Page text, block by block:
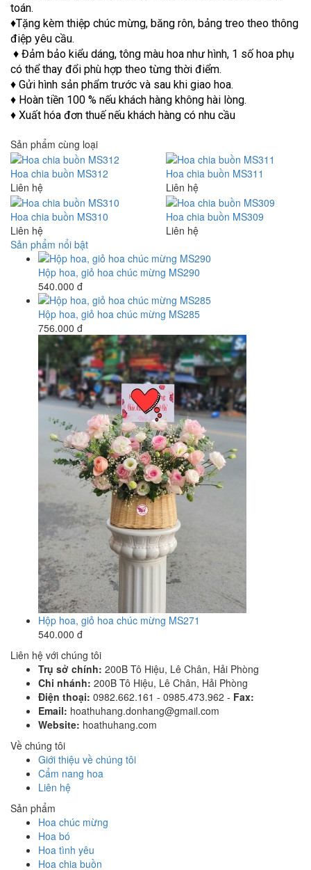
toán.
♦Tặng kèm thiệp chúc mừng, băng rôn, bảng treo theo thông
điệp yêu cầu.
♦ Đảm bảo kiểu dáng, tông màu hoa như hình, 1 số hoa phụ
có thể thay đổi phù hợp theo từng thời điểm.
♦ Gửi hình sản phẩm trước và sau khi giao hoa.
♦ Hoàn tiền 100 % nếu khách hàng không hài lòng.
♦ Xuất hóa đơn thuế nếu khách hàng có nhu cầu
Sản phẩm cùng loại
Hoa chia buồn MS312
Liên hệ
Hoa chia buồn MS311
Liên hệ
Hoa chia buồn MS310
Liên hệ
Hoa chia buồn MS309
Liên hệ
Sản phẩm nổi bật
Hộp hoa, giỏ hoa chúc mừng MS290
540.000 đ
Hộp hoa, giỏ hoa chúc mừng MS285
756.000 đ
Hộp hoa, giỏ hoa chúc mừng MS271
540.000 đ
Liên hệ với chúng tôi
Trụ sở chính: 200B Tô Hiệu, Lê Chân, Hải Phòng
Chi nhánh: 200B Tô Hiệu, Lê Chân, Hải Phòng
Điện thoại: 0982.662.161 - 0985.473.962 - Fax:
Email: hoathuhang.donhang@gmail.com
Website: hoathuhang.com
Về chúng tôi
Giới thiệu về chúng tôi
Cẩm nang hoa
Liên hệ
Sản phẩm
Hoa chúc mừng
Hoa bó
Hoa tình yêu
Hoa chia buồn